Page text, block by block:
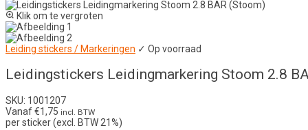
Klik om te vergroten
Leiding stickers / Markeringen ✓ Op voorraad
Leidingstickers Leidingmarkering Stoom 2.8
SKU: 1001207
Vanaf€1,75 incl. BTW
per sticker (excl. BTW 21%)